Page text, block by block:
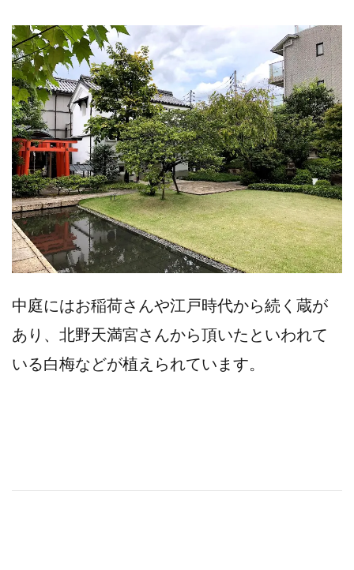
中庭にはお稲荷さんや江戸時代から続く蔵が
あり、北野天満宮さんから頂いたといわれて
いる白梅などが植えられています。